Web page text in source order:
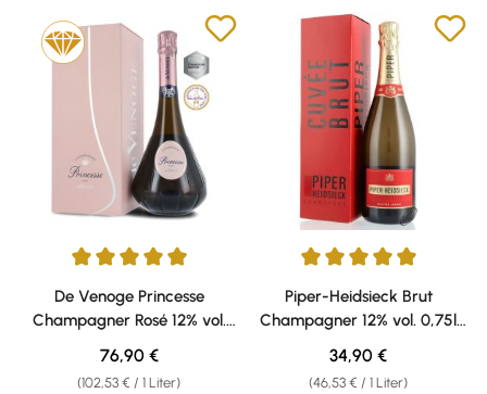
Durchschnittliche Bewertung von 5 von 5 Sternen
De Venoge Princesse
Champagner Rosé 12% vol.
0,75l Geschenkkarton
(102,53 € / 1 Liter)
Regulärer Preis:
76,90 €
Durchschnittliche Bewertung
Piper-Heidsieck Brut
Champagner 12% vol. 0,75l
Geschenkkarton
(46,53 € / 1 Liter)
Regulärer Preis:
34,90 €